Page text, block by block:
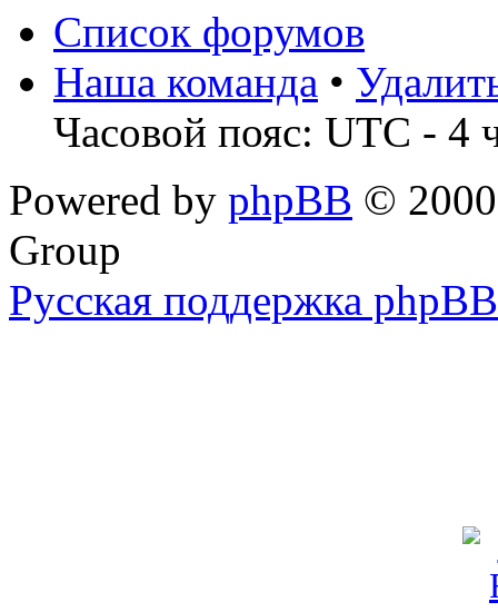
Список форумов
Наша команда •
Часовой пояс: UTC - 4
Powered by phpBB ©
Group
Русская поддержка phpBB